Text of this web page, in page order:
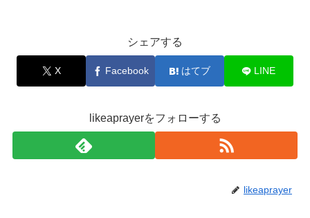
シェアする
X Facebook はてブ LINE
likeaprayerをフォローする
likeaprayer